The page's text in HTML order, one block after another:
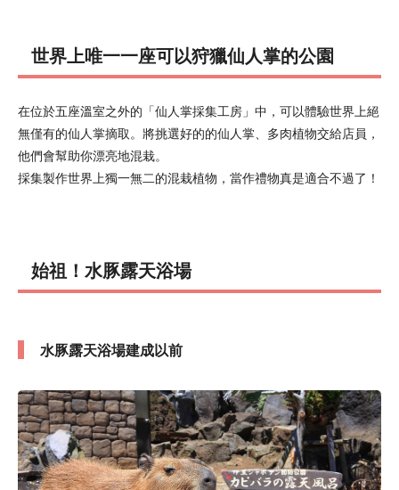
世界上唯一一座可以狩獵仙人掌的公園
在位於五座溫室之外的「仙人掌採集工房」中，可以體驗世界上絕
無僅有的仙人掌摘取。將挑選好的的仙人掌、多肉植物交給店員，
他們會幫助你漂亮地混栽。
採集製作世界上獨一無二的混栽植物，當作禮物真是適合不過了！
始祖！水豚露天浴場
水豚露天浴場建成以前